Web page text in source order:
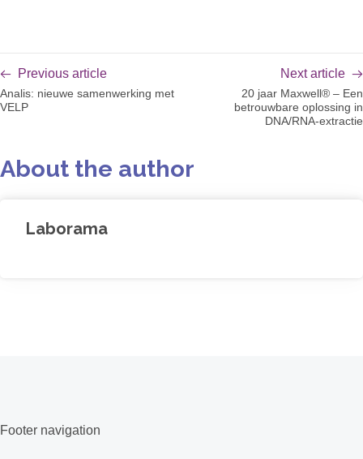
Previous article
Analis: nieuwe samenwerking met
VELP
Next article
20 jaar Maxwell® – Een
betrouwbare oplossing in
DNA/RNA-extractie
About the author
Laborama
Footer navigation